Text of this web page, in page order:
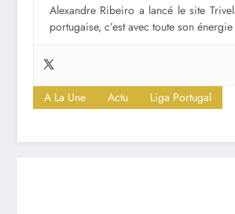
Alexandre Ribeiro a lancé le site
portugaise, c’est avec toute son
A La Une Actu Liga Portugal